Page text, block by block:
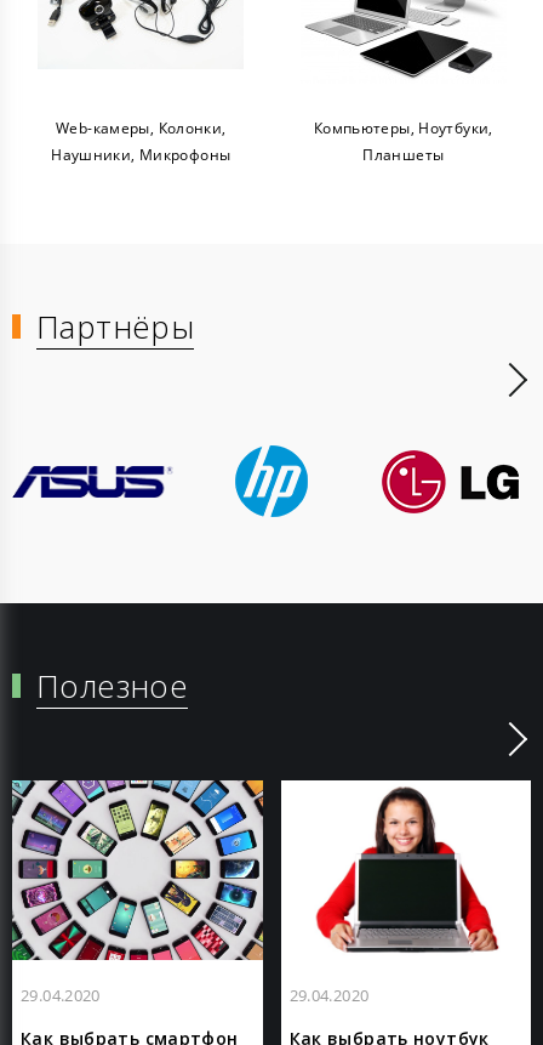
Web-камеры, Колонки,
Наушники, Микрофоны
Компьютеры, Ноутбуки,
Планшеты
Партнёры
Полезное
29.04.2020
Как выбрать смартфон
29.04.2020
Как выбрать ноутбук